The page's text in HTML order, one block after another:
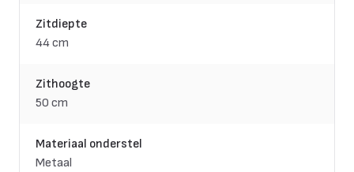
Zitdiepte
44 cm
Zithoogte
50 cm
Materiaal onderstel
Metaal